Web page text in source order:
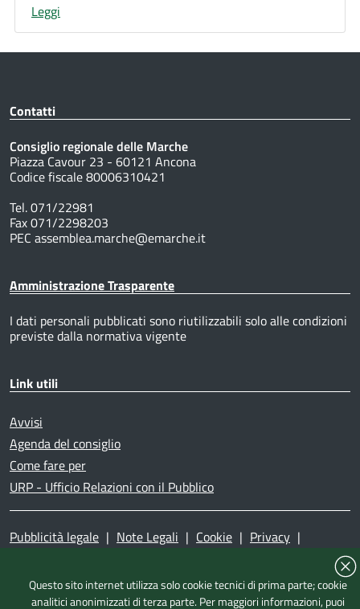
Leggi
Contatti
Consiglio regionale delle Marche
Piazza Cavour 23 - 60121 Ancona
Codice fiscale 80006310421
Tel. 071/22981
Fax 071/2298203
PEC assemblea.marche@emarche.it
Amministrazione Trasparente
I dati personali pubblicati sono riutilizzabili solo alle condizioni
previste dalla normativa vigente
Link utili
Avvisi
Agenda del consiglio
Come fare per
URP - Ufficio Relazioni con il Pubblico
Pubblicità legale | Note Legali | Cookie | Privacy |
Questo sito internet utilizza solo cookie tecnici di prima parte; cookie
analitici anonimizzati di terza parte. Per maggiori informazioni, puoi